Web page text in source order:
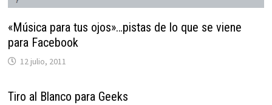
«Música para tus ojos»…pistas de lo que se viene
para Facebook
12 julio, 2011
Tiro al Blanco para Geeks